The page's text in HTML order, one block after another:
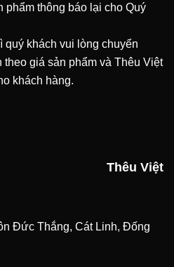
phẩm thông báo lại cho Quý
quý khách vui lòng chuyển
theo giá sản phẩm và Thêu Việt
khách hàng.
Thêu Việt
Đức Thắng, Cát Linh, Đống